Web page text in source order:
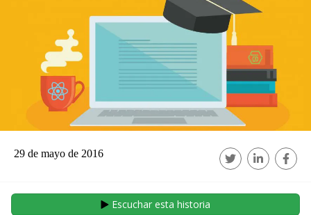
29 de mayo de 2016
Escuchar esta historia